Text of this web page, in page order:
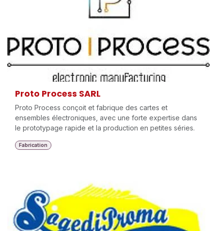
Proto Process SARL
Proto Process conçoit et fabrique des cartes et
ensembles électroniques, avec une forte expertise dans
le prototypage rapide et la production en petites séries.
Fabrication